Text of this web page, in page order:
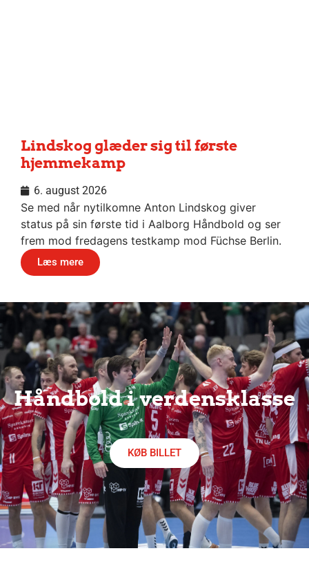
Lindskog glæder sig til første
hjemmekamp
6. august 2026
Se med når nytilkomne Anton Lindskog giver
status på sin første tid i Aalborg Håndbold og ser
frem mod fredagens testkamp mod Füchse Berlin.
Læs mere
Håndbold i verdensklasse
KØB BILLET